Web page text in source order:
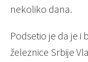
nekoliko dana.
Podsetio je da je
železnice Srbije